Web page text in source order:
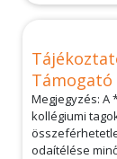
Megjegyzés: A
kollégiumi
odaítélése